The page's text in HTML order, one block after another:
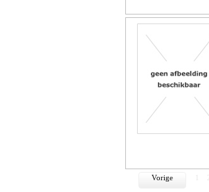
Vorige